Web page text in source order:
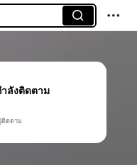
ำลังติดตาม
ติดตาม